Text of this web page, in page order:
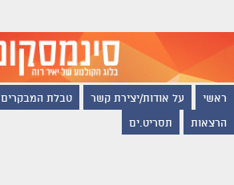
ראשי על אודות/יצירת קשר טבלת המבקרים
הרצאות תסריט.ים